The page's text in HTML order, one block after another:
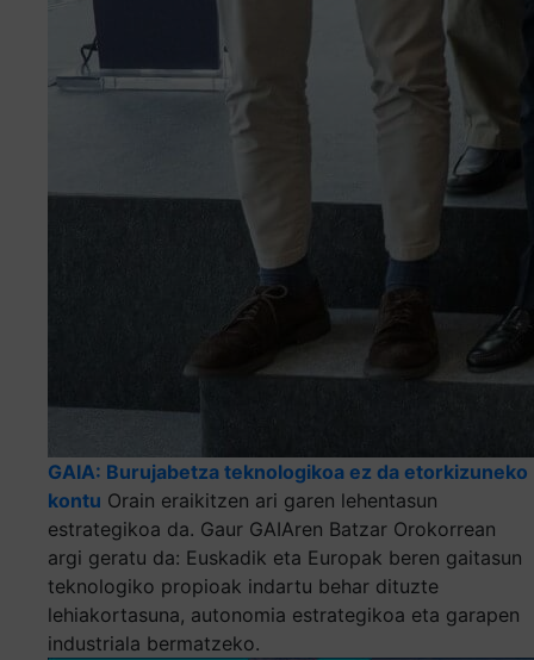
GAIA: Burujabetza teknologikoa ez da etorkizuneko
kontu Orain eraikitzen ari garen lehentasun
estrategikoa da. Gaur GAIAren Batzar Orokorrean
argi geratu da: Euskadik eta Europak beren gaitasun
teknologiko propioak indartu behar dituzte
lehiakortasuna, autonomia estrategikoa eta garapen
industriala bermatzeko.